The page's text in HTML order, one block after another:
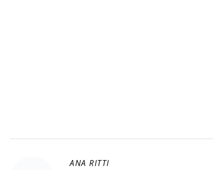
ANA RITTI